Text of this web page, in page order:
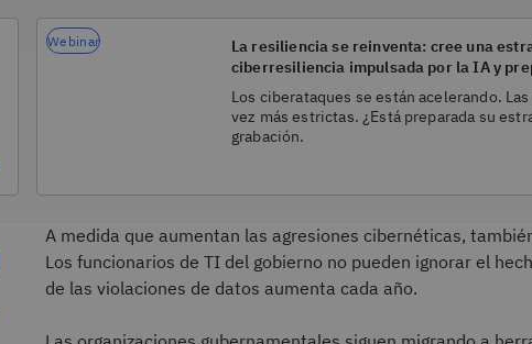
Webinar
La resiliencia se reinventa: cree una
ciberresiliencia impulsada por la IA y
Los ciberataques se están acelerando.
vez más estrictas. ¿Está preparada su
grabación.
A medida que aumentan las agresiones cibernéticas,
Los funcionarios de TI del gobierno no pueden ignorar el
de las violaciones de datos aumenta cada año.